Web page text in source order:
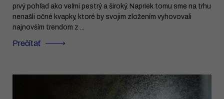
prvý pohľad ako veľmi pestrý a široký. Napriek tomu sme na trhu
nenašli očné kvapky, ktoré by svojim zložením vyhovovali
najnovším trendom z ...
Prečítať